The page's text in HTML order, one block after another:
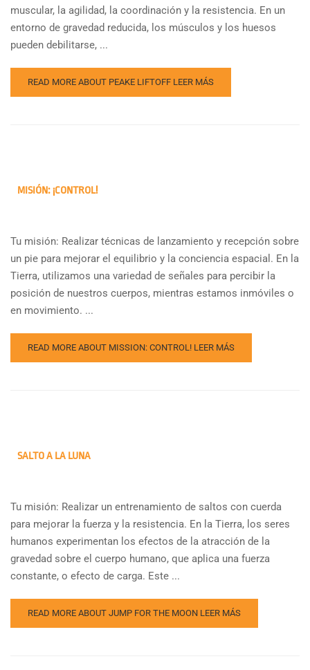
muscular, la agilidad, la coordinación y la resistencia. En un
entorno de gravedad reducida, los músculos y los huesos
pueden debilitarse, ...
READ MORE ABOUT PEAKE LIFTOFF LEER MÁS
MISIÓN: ¡CONTROL!
Tu misión: Realizar técnicas de lanzamiento y recepción sobre
un pie para mejorar el equilibrio y la conciencia espacial. En la
Tierra, utilizamos una variedad de señales para percibir la
posición de nuestros cuerpos, mientras estamos inmóviles o
en movimiento. ...
READ MORE ABOUT MISSION: CONTROL! LEER MÁS
SALTO A LA LUNA
Tu misión: Realizar un entrenamiento de saltos con cuerda
para mejorar la fuerza y la resistencia. En la Tierra, los seres
humanos experimentan los efectos de la atracción de la
gravedad sobre el cuerpo humano, que aplica una fuerza
constante, o efecto de carga. Este ...
READ MORE ABOUT JUMP FOR THE MOON LEER MÁS